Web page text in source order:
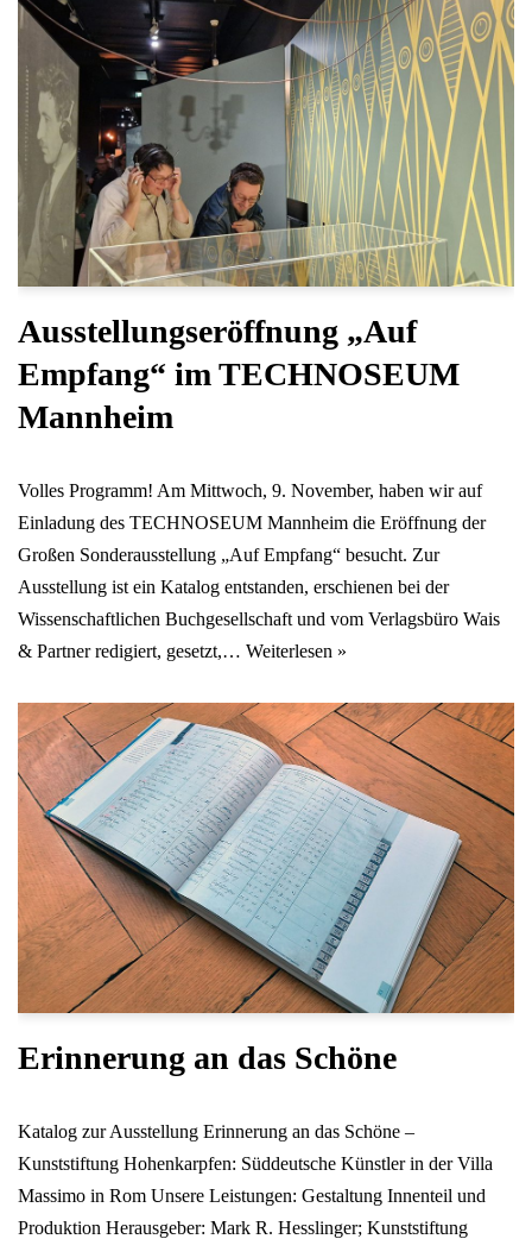
Ausstellungseröffnung „Auf
Empfang“ im TECHNOSEUM
Mannheim
Volles Programm! Am Mittwoch, 9. November, haben wir auf
Einladung des TECHNOSEUM Mannheim die Eröffnung der
Großen Sonderausstellung „Auf Empfang“ besucht. Zur
Ausstellung ist ein Katalog entstanden, erschienen bei der
Wissenschaftlichen Buchgesellschaft und vom Verlagsbüro Wais
& Partner redigiert, gesetzt,… Weiterlesen »
Erinnerung an das Schöne
Katalog zur Ausstellung Erinnerung an das Schöne –
Kunststiftung Hohenkarpfen: Süddeutsche Künstler in der Villa
Massimo in Rom Unsere Leistungen: Gestaltung Innenteil und
Produktion Herausgeber: Mark R. Hesslinger; Kunststiftung